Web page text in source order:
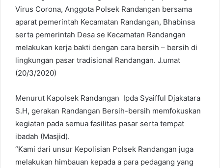
Virus Corona, Anggota Polsek Randangan bersama
aparat pemerintah Kecamatan Randangan, Bhabinsa
serta pemerintah Desa se Kecamatan Randangan
melakukan kerja bakti dengan cara bersih – bersih di
lingkungan pasar tradisional Randangan. J.umat
(20/3/2020)
Menurut Kapolsek Randangan Ipda Syaifful Djakatara
S.H, gerakan Randangan Bersih-bersih memfokuskan
kegiatan pada semua fasilitas pasar serta tempat
ibadah (Masjid).
“Kami dari unsur Kepolisian Polsek Randangan juga
melakukan himbauan kepada a para pedagang yang